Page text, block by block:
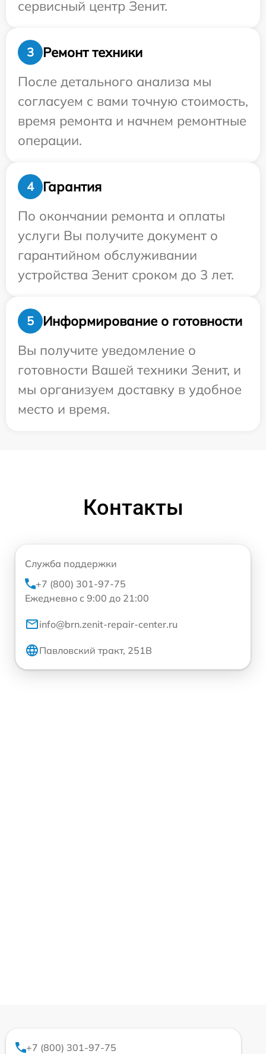
сервисный центр Зенит.
3
Ремонт техники
После детального анализа мы
согласуем с вами точную стоимость,
время ремонта и начнем ремонтные
операции.
4
Гарантия
По окончании ремонта и оплаты
услуги Вы получите документ о
гарантийном обслуживании
устройства Зенит сроком до 3 лет.
5
Информирование о готовности
Вы получите уведомление о
готовности Вашей техники Зенит, и
мы организуем доставку в удобное
место и время.
Контакты
Служба поддержки
+7 (800) 301-97-75
Ежедневно с 9:00 до 21:00
info@brn.zenit-repair-center.ru
Павловский тракт, 251В
+7 (800) 301-97-75